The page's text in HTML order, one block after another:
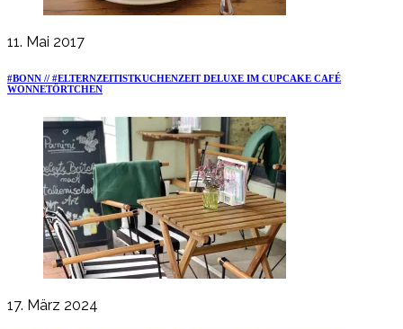
11. Mai 2017
#BONN // #ELTERNZEITISTKUCHENZEIT DELUXE IM CUPCAKE CAFÉ
WONNETÖRTCHEN
17. März 2024